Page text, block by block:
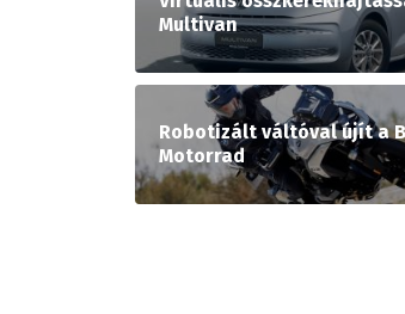
Multivan
Robotizált váltóval újít a
Motorrad